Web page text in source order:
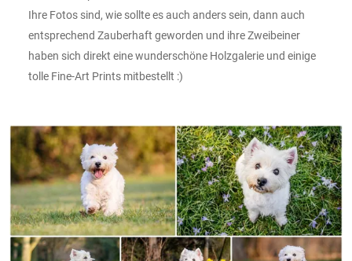
Ihre Fotos sind, wie sollte es auch anders sein, dann auch
entsprechend Zauberhaft geworden und ihre Zweibeiner
haben sich direkt eine wunderschöne Holzgalerie und einige
tolle Fine-Art Prints mitbestellt :)